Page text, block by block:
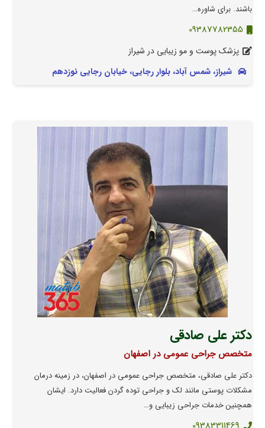
باشند. برای شاوره…
09387782355
پزشک پوست و مو زیبایی در شیراز
شیراز، شمس آباد، بلوار رجایی، خیابان رجایی نوزدهم
دکتر علی صادقی
متخصص جراحی عمومی در اصفهان
دکتر علی صادقی، متخصص جراحی عمومی در اصفهان، در زمینه درمان
مشکلات پوستی مانند لک و جراحی توده گردن فعالیت دارد. ایشان
همچنین خدمات جراحی زیبایی و…